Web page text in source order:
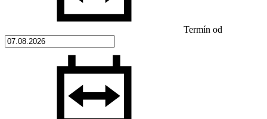
Termín od